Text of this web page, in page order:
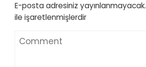
E-posta adresiniz yayınlanmayacak.
ile işaretlenmişlerdir